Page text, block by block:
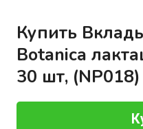
Купить
Botanica
30 шт, (NP018)